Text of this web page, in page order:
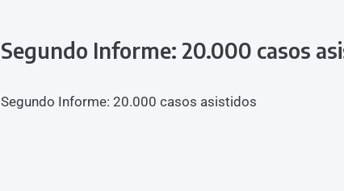
Segundo Informe: 20.000 casos
Segundo Informe: 20.000 casos asistidos